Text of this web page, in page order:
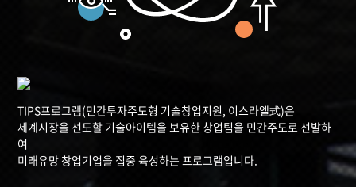
TIPS프로그램(민간투자주도형 기술창업지원, 이스라엘式)은
세계시장을 선도할 기술아이템을 보유한 창업팀을 민간주도로 선발하
여
미래유망 창업기업을 집중 육성하는 프로그램입니다.